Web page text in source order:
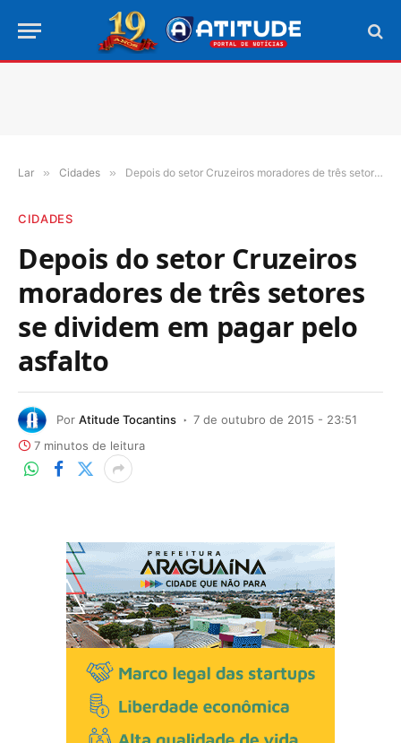
Lar » Cidades » Depois do setor Cruzeiros moradores de três setores se dividem em pagar pelo asfalto
CIDADES
Depois do setor Cruzeiros
moradores de três setores
se dividem em pagar pelo
asfalto
Por Atitude Tocantins
7 de outubro de 2015 - 23:51
7 minutos de leitura